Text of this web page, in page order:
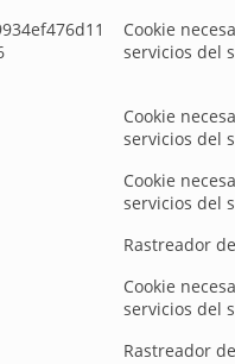
Cookie
servicios del
Cookie
servicios del
Cookie
servicios del
Rastreador
Cookie
servicios del
Rastreador